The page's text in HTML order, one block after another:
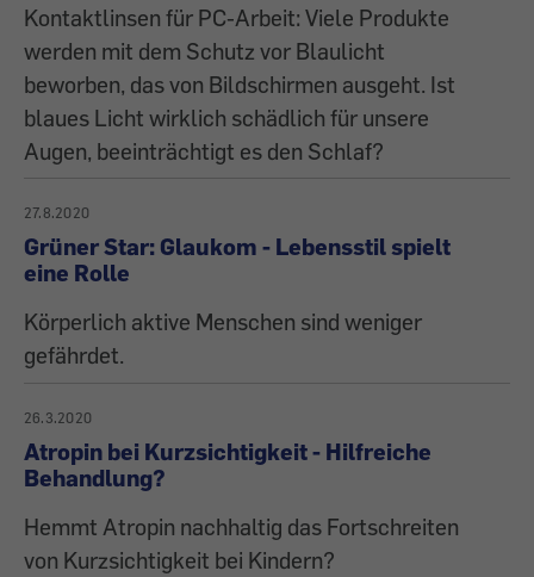
Kontaktlinsen für PC-Arbeit: Viele Produkte
werden mit dem Schutz vor Blaulicht
beworben, das von Bildschirmen ausgeht. Ist
blaues Licht wirklich schädlich für unsere
Augen, beeinträchtigt es den Schlaf?
27.8.2020
Grüner Star: Glaukom - Lebensstil spielt
eine Rolle
Körperlich aktive Menschen sind weniger
gefährdet.
26.3.2020
Atropin bei Kurzsichtigkeit - Hilfreiche
Behandlung?
Hemmt Atropin nachhaltig das Fortschreiten
von Kurzsichtigkeit bei Kindern?